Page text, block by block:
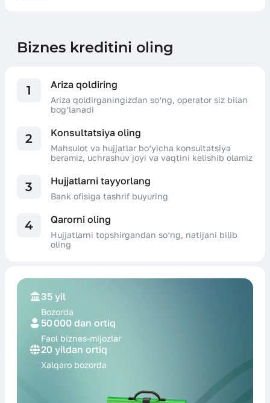
Biznes kreditini oling
1 Ariza qoldiring
Ariza qoldirganingizdan so‘ng, operator siz bilan
bog‘lanadi
2 Konsultatsiya oling
Mahsulot va hujjatlar bo‘yicha konsultatsiya
beramiz, uchrashuv joyi va vaqtini kelishib olamiz
3 Hujjatlarni tayyorlang
Bank ofisiga tashrif buyuring
4 Qarorni oling
Hujjatlarni topshirgandan so‘ng, natijani bilib
oling
35 yil
Bozorda
50 000 dan ortiq
Faol biznes-mijozlar
20 yildan ortiq
Xalqaro bozorda